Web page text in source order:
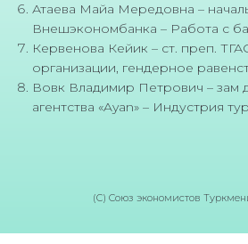
Атаева Майа Мередовна –
Внешэкономбанка – Работа с
Кервенова Кейик – ст. преп.
организации, гендерное
Вовк Владимир Петрович – зам
агентства «Ayan» – Индустрия
(C) Союз экономистов